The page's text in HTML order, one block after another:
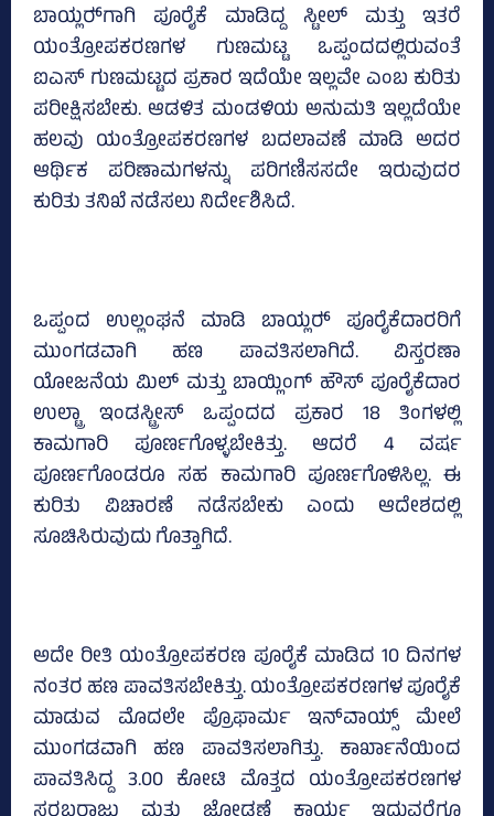
ಬಾಯ್ಲರ್‍‌ಗಾಗಿ ಪೂರೈಕೆ ಮಾಡಿದ್ದ ಸ್ಟೀಲ್‌ ಮತ್ತು ಇತರೆ
ಯಂತ್ರೋಪಕರಣಗಳ ಗುಣಮಟ್ಟ ಒಪ್ಪಂದದಲ್ಲಿರುವಂತೆ
ಐಎಸ್‌ ಗುಣಮಟ್ಟದ ಪ್ರಕಾರ ಇದೆಯೇ ಇಲ್ಲವೇ ಎಂಬ ಕುರಿತು
ಪರೀಕ್ಷಿಸಬೇಕು. ಆಡಳಿತ ಮಂಡಳಿಯ ಅನುಮತಿ ಇಲ್ಲದೆಯೇ
ಹಲವು ಯಂತ್ರೋಪಕರಣಗಳ ಬದಲಾವಣೆ ಮಾಡಿ ಅದರ
ಆರ್ಥಿಕ ಪರಿಣಾಮಗಳನ್ನು ಪರಿಗಣಿಸಸದೇ ಇರುವುದರ
ಕುರಿತು ತನಿಖೆ ನಡೆಸಲು ನಿರ್ದೇಶಿಸಿದೆ.
ಒಪ್ಪಂದ ಉಲ್ಲಂಘನೆ ಮಾಡಿ ಬಾಯ್ಲರ್‍‌ ಪೂರೈಕೆದಾರರಿಗೆ
ಮುಂಗಡವಾಗಿ ಹಣ ಪಾವತಿಸಲಾಗಿದೆ. ವಿಸ್ತರಣಾ
ಯೋಜನೆಯ ಮಿಲ್‌ ಮತ್ತು ಬಾಯ್ಲಿಂಗ್‌ ಹೌಸ್‌ ಪೂರೈಕೆದಾರ
ಉಲ್ಟ್ರಾ ಇಂಡಸ್ಟ್ರೀಸ್‌ ಒಪ್ಪಂದದ ಪ್ರಕಾರ 18 ತಿಂಗಳಲ್ಲಿ
ಕಾಮಗಾರಿ ಪೂರ್ಣಗೊಳ್ಳಬೇಕಿತ್ತು. ಆದರೆ 4 ವರ್ಷ
ಪೂರ್ಣಗೊಂಡರೂ ಸಹ ಕಾಮಗಾರಿ ಪೂರ್ಣಗೊಳಿಸಿಲ್ಲ. ಈ
ಕುರಿತು ವಿಚಾರಣೆ ನಡೆಸಬೇಕು ಎಂದು ಆದೇಶದಲ್ಲಿ
ಸೂಚಿಸಿರುವುದು ಗೊತ್ತಾಗಿದೆ.
ಅದೇ ರೀತಿ ಯಂತ್ರೋಪಕರಣ ಪೂರೈಕೆ ಮಾಡಿದ 10 ದಿನಗಳ
ನಂತರ ಹಣ ಪಾವತಿಸಬೇಕಿತ್ತು. ಯಂತ್ರೋಪಕರಣಗಳ ಪೂರೈಕೆ
ಮಾಡುವ ಮೊದಲೇ ಪ್ರೊಫಾರ್ಮ ಇನ್‌ವಾಯ್ಸ್‌ ಮೇಲೆ
ಮುಂಗಡವಾಗಿ ಹಣ ಪಾವತಿಸಲಾಗಿತ್ತು. ಕಾರ್ಖಾನೆಯಿಂದ
ಪಾವತಿಸಿದ್ದ 3.00 ಕೋಟಿ ಮೊತ್ತದ ಯಂತ್ರೋಪಕರಣಗಳ